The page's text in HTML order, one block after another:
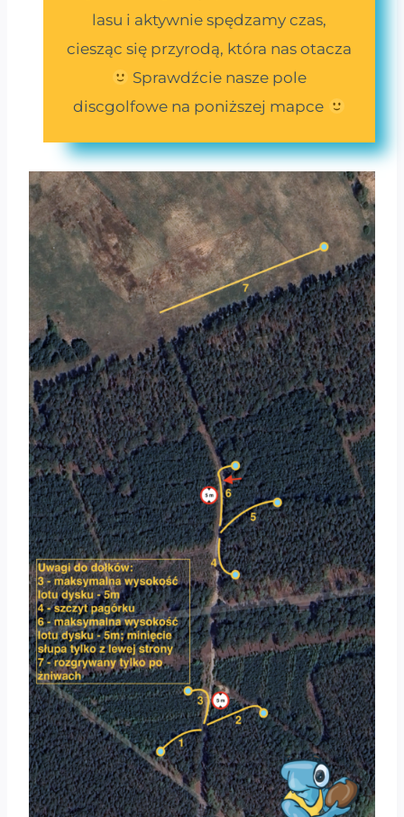
lasu i aktywnie spędzamy czas,
ciesząc się przyrodą, która nas otacza
Sprawdźcie nasze pole
discgolfowe na poniższej mapce